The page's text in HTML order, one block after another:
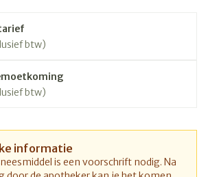
btw)
btw)
informatie
is een voorschrift nodig. Na